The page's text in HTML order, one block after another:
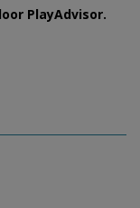
PlayAdvisor.